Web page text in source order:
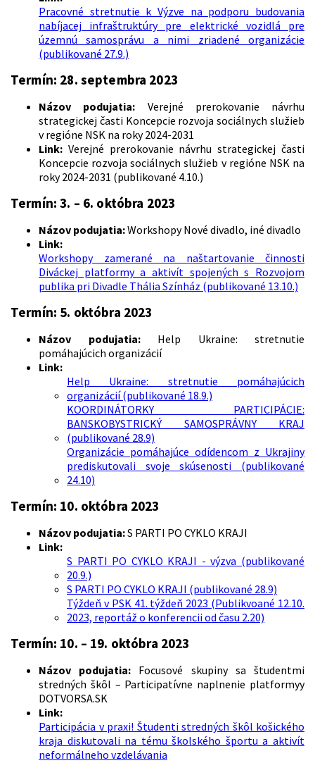
Pracovné stretnutie k Výzve na podporu budovania
nabíjacej infraštruktúry pre elektrické vozidlá pre
územnú samosprávu a nimi zriadené organizácie
(publikované 27.9.)
Termín: 28. septembra 2023
Názov podujatia: Verejné prerokovanie návrhu
strategickej časti Koncepcie rozvoja sociálnych služieb
v regióne NSK na roky 2024-2031
Link: Verejné prerokovanie návrhu strategickej časti
Koncepcie rozvoja sociálnych služieb v regióne NSK na
roky 2024-2031 (publikované 4.10.)
Termín: 3. – 6. októbra 2023
Názov podujatia:Workshopy Nové divadlo, iné divadlo
Link:
Workshopy zamerané na naštartovanie činnosti
Diváckej platformy a aktivít spojených s Rozvojom
publika pri Divadle Thália Színház (publikované 13.10.)
Termín: 5. októbra 2023
Názov podujatia:Help Ukraine: stretnutie
pomáhajúcich organizácií
Link:
Help Ukraine: stretnutie pomáhajúcich
organizácií (publikované 18.9.)
KOORDINÁTORKY PARTICIPÁCIE:
BANSKOBYSTRICKÝ SAMOSPRÁVNY KRAJ
(publikované 28.9)
Organizácie pomáhajúce odídencom z Ukrajiny
prediskutovali svoje skúsenosti (publikované
24.10)
Termín: 10. októbra 2023
Názov podujatia:S PARTI PO CYKLO KRAJI
Link:
S PARTI PO CYKLO KRAJI - výzva (publikované
20.9.)
S PARTI PO CYKLO KRAJI (publikované 28.9)
Týždeň v PSK 41. týždeň 2023 (Publikvoané 12.10.
2023, reportáž o konferencii od času 2.20)
Termín: 10. – 19. októbra 2023
Názov podujatia: Focusové skupiny sa študentmi
stredných škôl – Participatívne naplnenie platformyy
DOTVORSA.SK
Link:
Participácia v praxi! Študenti stredných škôl košického
kraja diskutovali na tému školského športu a aktivít
neformálneho vzdelávania